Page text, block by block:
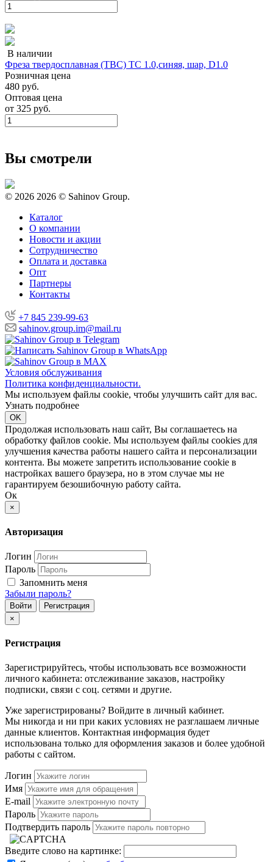
В наличии
Фреза твердосплавная (ТВС) ТС 1.0,синяя, шар, D1.0
Розничная цена
480 руб.
Оптовая цена
от 325 руб.
Вы смотрели
© 2026 2026 © Sahinov Group.
Каталог
О компании
Новости и акции
Сотрудничество
Оплата и доставка
Опт
Партнеры
Контакты
+7 845 239-99-63
sahinov.group.im@mail.ru
Условия обслуживания
Политика конфиденциальности.
Мы используем файлы cookie, чтобы улучшить сайт для вас.
Узнать подробнее
OK
Продолжая использовать наш сайт, Вы соглашаетесь на
обработку файлов cookie. Мы используем файлы cookies для
улучшения качества работы нашего сайта и персонализации
контента. Вы можете запретить использование cookie в
настройках вашего браузера, но в этом случае мы не
гарантируем безошибочную работу сайта.
Ок
×
Авторизация
Логин
Пароль
Запомнить меня
Забыли пароль?
Войти
Регистрация
×
Регистрация
Зарегистрируйтесь, чтобы использовать все возможности
личного кабинета: отслеживание заказов, настройку
подписки, связи с соц. сетями и другие.
Уже зарегистрированы? Войдите в личный кабинет.
Мы никогда и ни при каких условиях не разглашаем личные
данные клиентов. Контактная информация будет
использована только для оформления заказов и более удобной
работы с сайтом.
Логин
Имя
E-mail
Пароль
Подтвердить пароль
Введите слово на картинке: